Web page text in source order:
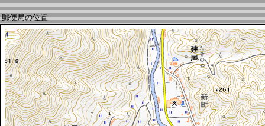
郵便局の位置